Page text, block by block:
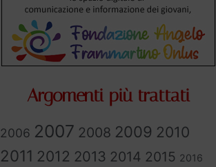
Argomenti più trattati
2006 2007 2008 2009 2010
2011 2012 2013 2014 2015 2016